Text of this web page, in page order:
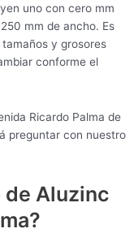
uno con cero mm
mm de ancho. Es
y grosores
conforme el
Ricardo Palma de
preguntar con nuestro
de Aluzinc